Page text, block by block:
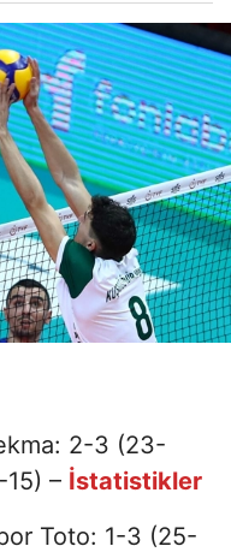
2-3 (23-
– İstatistikler
Toto: 1-3 (25-